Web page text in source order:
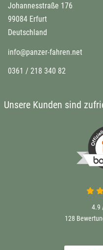
Johannesstraße 176
99084 Erfurt
Deutschland
info@panzer-fahren.net
0361 / 218 340 82
Unsere Kunden sind
4.9
128